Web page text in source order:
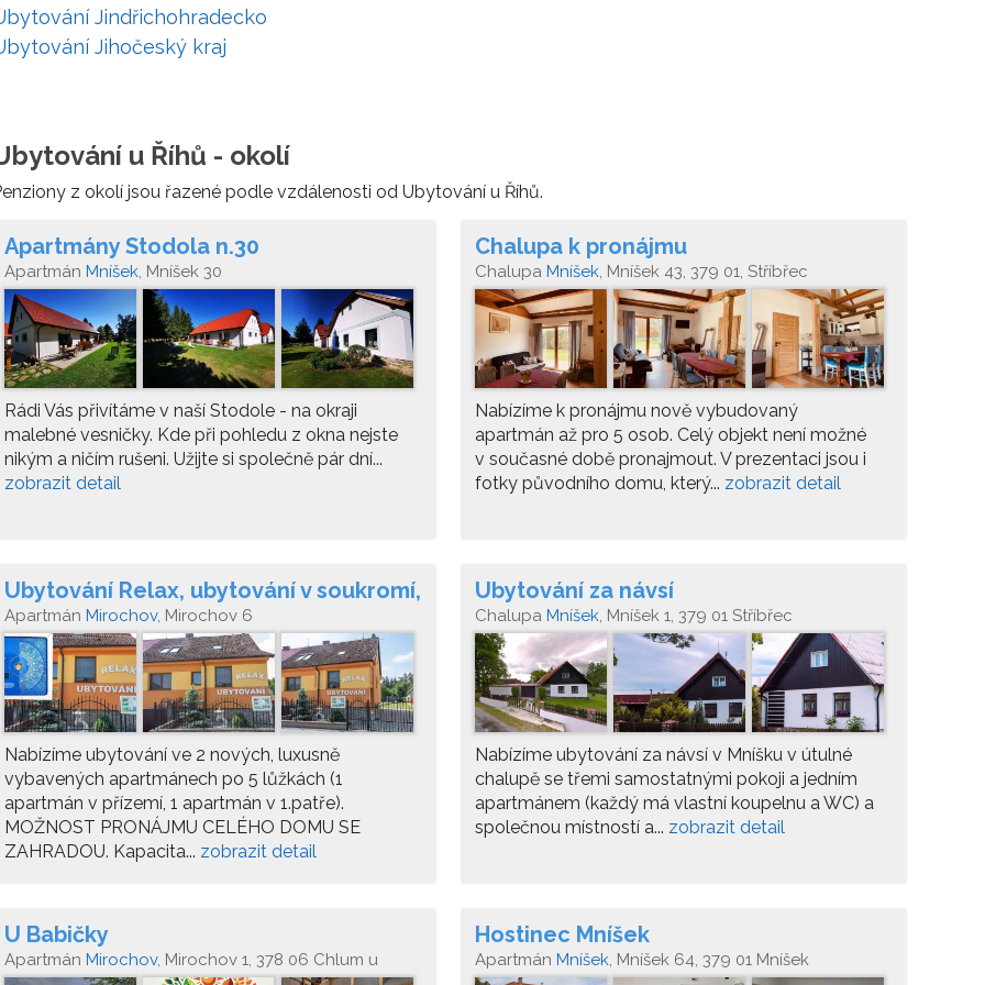
Jindřichohradecko
Jihočeský kraj
u Říhů - okolí
z okolí jsou řazené podle vzdálenosti od Ubytování u Říhů.
Apartmány Stodola n.30
Apartmán Mníšek, Mníšek 30
Rádi Vás přivítáme v naší Stodole - na okraji
malebné vesničky. Kde při pohledu z okna nejste
nikým a ničím rušeni. Užijte si společně pár dní...
zobrazit detail
Chalupa k pronájmu
Chalupa Mníšek, Mníšek 43, 379 01, Stříbřec
Nabízíme k pronájmu nově vybudovaný
apartmán až pro 5 osob. Celý objekt není možné
v současné době pronajmout. V prezentaci jsou i
fotky původního domu, který... zobrazit detail
Ubytování Relax, ubytování v soukromí,
dům na pronájem
Apartmán Mirochov, Mirochov 6
Nabízíme ubytování ve 2 nových, luxusně
vybavených apartmánech po 5 lůžkách (1
apartmán v přízemí, 1 apartmán v 1.patře).
MOŽNOST PRONÁJMU CELÉHO DOMU SE
ZAHRADOU. Kapacita... zobrazit detail
Ubytování za návsí
Chalupa Mníšek, Mníšek 1, 379 01 Stříbřec
Nabízíme ubytování za návsí v Mníšku v útulné
chalupě se třemi samostatnými pokoji a jedním
apartmánem (každý má vlastní koupelnu a WC) a
společnou místností a... zobrazit detail
U Babičky
Apartmán Mirochov, Mirochov 1, 378 06 Chlum u
Hostinec Mníšek
Apartmán Mníšek, Mníšek 64, 379 01 Mníšek